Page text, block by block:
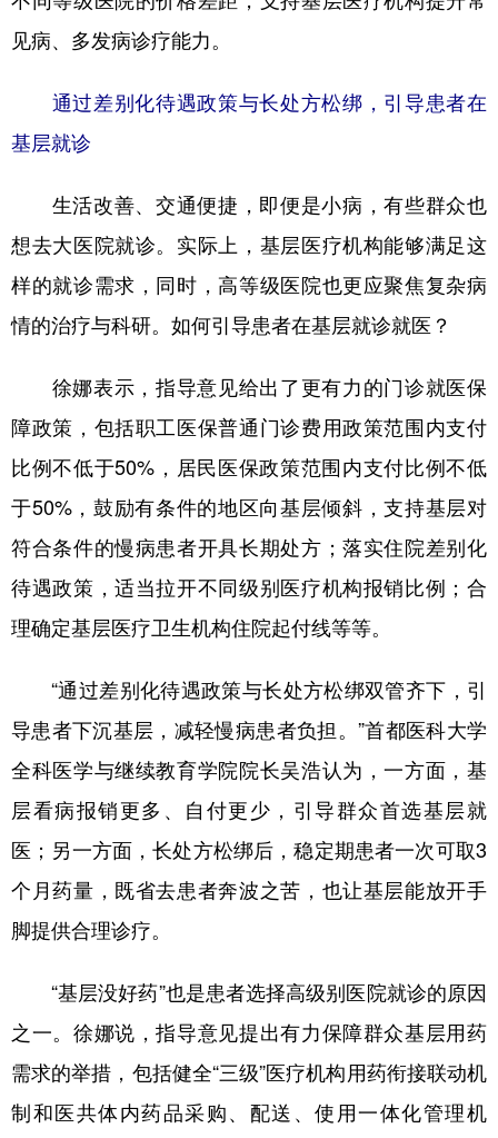
见病、多发病诊疗能力。
通过差别化待遇政策与长处方松绑，引导患者在
基层就诊
生活改善、交通便捷，即便是小病，有些群众也
想去大医院就诊。实际上，基层医疗机构能够满足这
样的就诊需求，同时，高等级医院也更应聚焦复杂病
情的治疗与科研。如何引导患者在基层就诊就医？
徐娜表示，指导意见给出了更有力的门诊就医保
障政策，包括职工医保普通门诊费用政策范围内支付
比例不低于50%，居民医保政策范围内支付比例不低
于50%，鼓励有条件的地区向基层倾斜，支持基层对
符合条件的慢病患者开具长期处方；落实住院差别化
待遇政策，适当拉开不同级别医疗机构报销比例；合
理确定基层医疗卫生机构住院起付线等等。
“通过差别化待遇政策与长处方松绑双管齐下，引
导患者下沉基层，减轻慢病患者负担。”首都医科大学
全科医学与继续教育学院院长吴浩认为，一方面，基
层看病报销更多、自付更少，引导群众首选基层就
医；另一方面，长处方松绑后，稳定期患者一次可取3
个月药量，既省去患者奔波之苦，也让基层能放开手
脚提供合理诊疗。
“基层没好药”也是患者选择高级别医院就诊的原因
之一。徐娜说，指导意见提出有力保障群众基层用药
需求的举措，包括健全“三级”医疗机构用药衔接联动机
制和医共体内药品采购、配送、使用一体化管理机